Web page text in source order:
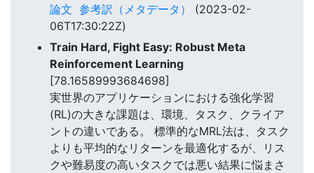
論文 参考訳（メタデータ）
(2023-02-
06T17:30:22Z)
Train Hard, Fight Easy: Robust Meta
Reinforcement Learning
[78.16589993684698]
実世界のアプリケーションにおける強化学習
(RL)の大きな課題は、環境、タスク、クライア
ントの違いである。 標準的なMRL法は、タスク
よりも平均的なリターンを最適化するが、リス
クや難易度の高いタスクでは悪い結果に悩まさ